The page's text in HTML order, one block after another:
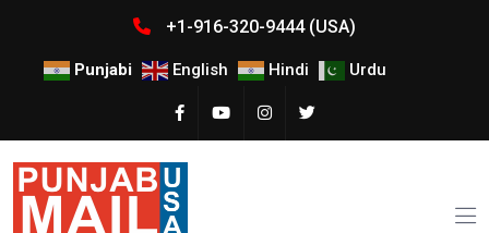
+1-916-320-9444 (USA)
Punjabi English Hindi Urdu